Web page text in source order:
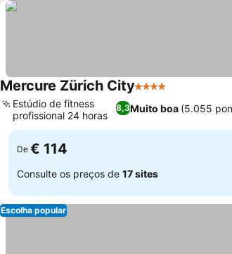
Mercure Zürich City4 Estrelas
8,3Muito boa (5.055
Estúdio de fitness
profissional 24 horas
De € 114
Consulte os preços de 17 sites
Escolha popular